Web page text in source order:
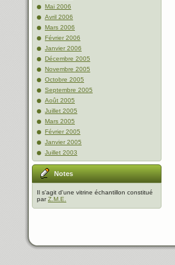
Mai 2006
Avril 2006
Mars 2006
Février 2006
Janvier 2006
Décembre 2005
Novembre 2005
Octobre 2005
Septembre 2005
Août 2005
Juillet 2005
Mars 2005
Février 2005
Janvier 2005
Juillet 2003
Notes
Il s'agit d'une vitrine échantillon constitué
parZ.M.E.